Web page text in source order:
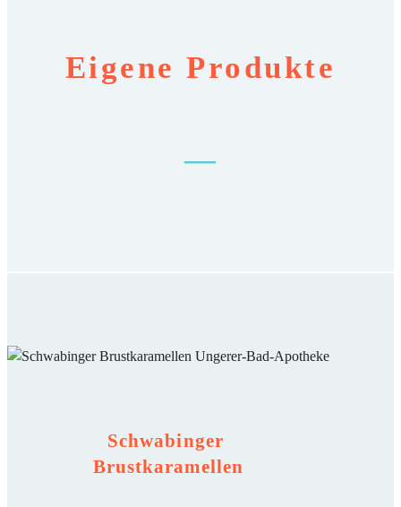
Eigene Produkte
—
Schwabinger
Brustkaramellen